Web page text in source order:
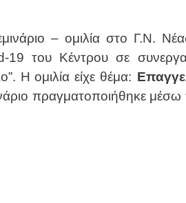
– ομιλία στο Γ.Ν.
19 του Κέντρου σε
Η ομιλία είχε θέμα:
πραγματοποιήθηκε